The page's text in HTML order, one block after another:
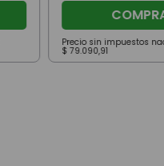
Precio sin impuestos
$ 79.090,91